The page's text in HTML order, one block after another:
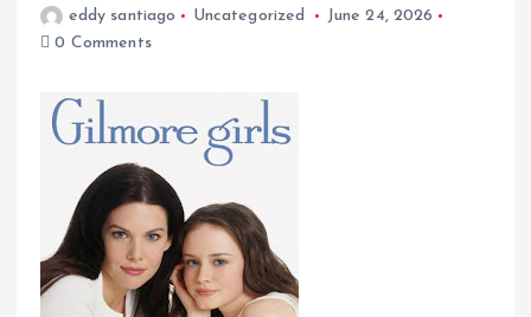
eddy santiago Uncategorized
June 24, 2026
0 Comments